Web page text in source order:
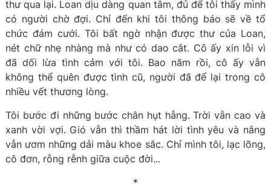
thư qua lại. Loan dịu dàng quan tâm, đủ để tôi thấy mình
có người chờ đợi. Chỉ đến khi tôi thông báo sẽ về tổ
chức đám cưới. Tôi bất ngờ nhận được thư của Loan,
nét chữ nhẹ nhàng mà như có dao cắt. Cô ấy xin lỗi vì
đã dối lừa tình cảm với tôi. Bao năm rồi, cô ấy vẫn
không thể quên được tình cũ, người đã để lại trong cô
nhiều vết thương lòng.
Tôi bước đi những bước chân hụt hẫng. Trời vẫn cao và
xanh vời vợi. Gió vẫn thì thầm hát lời tình yêu và nắng
vẫn ươm những dải màu khoe sắc. Chỉ mình tôi, lạc lõng,
cô đơn, rỗng rễnh giữa cuộc đời...
*